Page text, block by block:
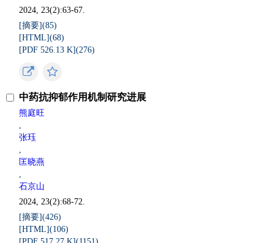
2024, 23(2):63-67.
[摘要](85)
[HTML](68)
[PDF 526.13 K](276)
中药抗抑郁作用机制研究进展
熊庭旺
,
张珏
,
匡晓燕
,
石京山
2024, 23(2):68-72.
[摘要](426)
[HTML](106)